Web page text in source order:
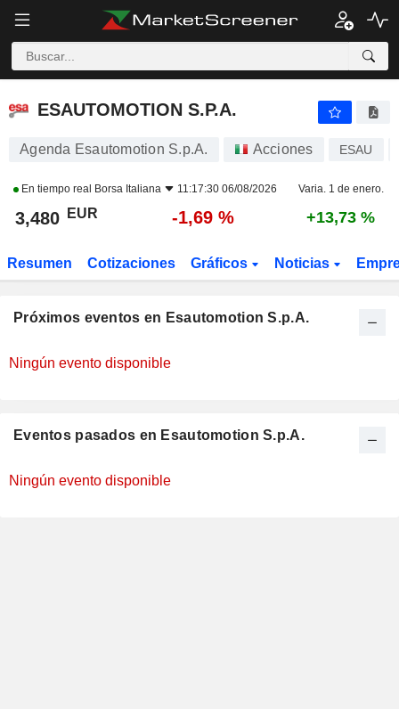
ESAUTOMOTION S.P.A.
ESAUTOMOTION S.P.A.
Agenda Esautomotion S.p.A. Acciones ESAU
En tiempo real Borsa Italiana 11:17:30 06/08/2026 Varia. 1 de enero.
3,480 EUR -1,69 % +13,73 %
Resumen Cotizaciones Gráficos Noticias
Próximos eventos en Esautomotion S.p.A.
Ningún evento disponible
Eventos pasados en Esautomotion S.p.A.
Ningún evento disponible